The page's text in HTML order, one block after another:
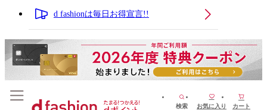
d fashionは毎日お得宣言!!
検索 お気に入り カート